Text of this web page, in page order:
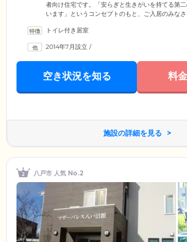
者向け住宅です。「安らぎと生きがいを持てる第
います」というコンセプトのもと、ご入居のみな
る木造2階建ての館内には、22戸の居室をご用意。
い思いの日常をお過ごしいただけます。
トイレ付き居室
2014年7月設立 /
空き状況を知る 料
施設の詳細を見る
八戸市 人気 No.2